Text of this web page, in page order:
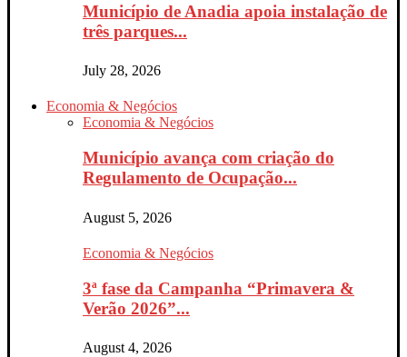
Município de Anadia apoia instalação de
três parques...
July 28, 2026
Economia & Negócios
Economia & Negócios
Município avança com criação do
Regulamento de Ocupação...
August 5, 2026
Economia & Negócios
3ª fase da Campanha “Primavera &
Verão 2026”...
August 4, 2026